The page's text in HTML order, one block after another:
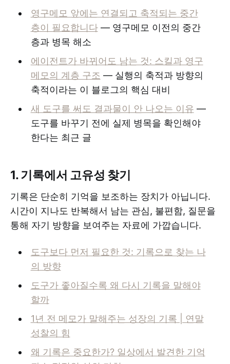
영구메모 앞에는 연결되고 축적되는 중간
층이 필요합니다— 영구메모 이전의 중간
층과 병목 해소
에이전트가 바뀌어도 남는 것: 스킬과 영구
메모의 계층 구조 — 실행의 축적과 방향의
축적이라는 이 블로그의 핵심 대비
새 도구를 써도 결과물이 안 나오는 이유 —
도구를 바꾸기 전에 실제 병목을 확인해야
한다는 최근 글
1. 기록에서 고유성 찾기
기록은 단순히 기억을 보조하는 장치가 아닙니다.
시간이 지나도 반복해서 남는 관심, 불편함, 질문을
통해 자기 방향을 보여주는 자료에 가깝습니다.
도구보다 먼저 필요한 것: 기록으로 찾는 나
의 방향
도구가 좋아질수록 왜 다시 기록을 말해야
할까
1년 전 메모가 말해주는 성장의 기록 | 연말
성찰의 힘
왜 기록은 중요한가? 일상에서 발견한 기억